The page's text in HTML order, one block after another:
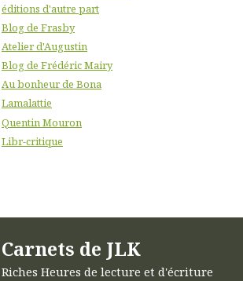
éditions d'autre part
Blog de Frasby
Atelier d'Augustin
Blog de Frédéric Mairy
Au bonheur de Bona
Lamalattie
Quentin Mouron
Libr-critique
Carnets de JLK
Riches Heures de lecture et d'écriture